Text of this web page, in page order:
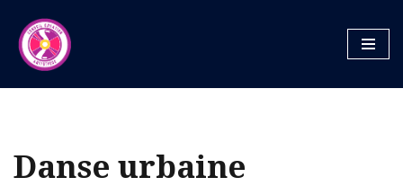
Aller
au
contenu
Danse urbaine